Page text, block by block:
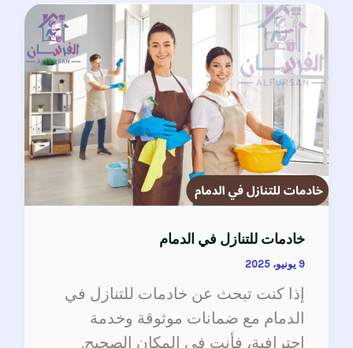
خادمات للتنازل في الدمام
9 يونيو، 2025
إذا كنت تبحث عن خادمات للتنازل في
الدمام مع ضمانات موثوقة وخدمة
احترافية، فأنت في المكان الصحيح.
خادمات
للتنازل
في
الدمام